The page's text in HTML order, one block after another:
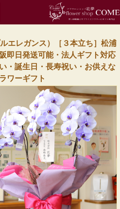
エレガンス）［３本立ち］松浦
即日発送可能・法人ギフト対応
・誕生日・長寿祝い・お供えな
ワーギフト